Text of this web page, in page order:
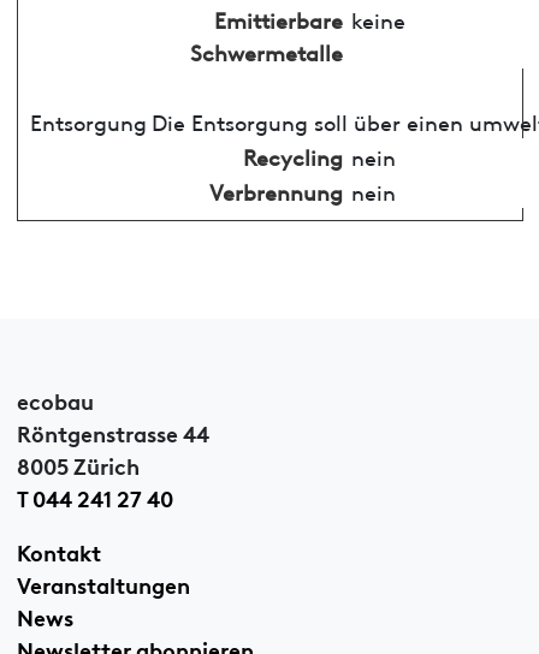
Emittierbare
Schwermetalle
keine
Entsorgung Die Entsorgung soll über einen
Recycling nein
Verbrennung nein
ecobau
Röntgenstrasse 44
8005 Zürich
T 044 241 27 40
Kontakt
Veranstaltungen
News
Newsletter abonnieren